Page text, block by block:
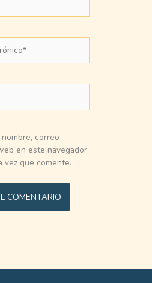
nombre, correo
en este navegador
vez que comente.